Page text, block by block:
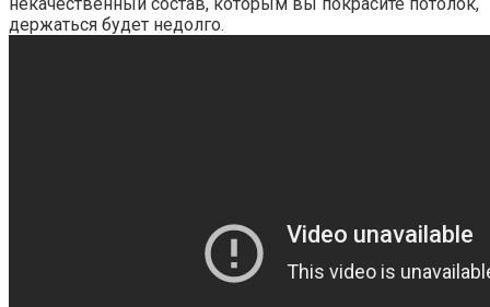
держаться будет недолго.